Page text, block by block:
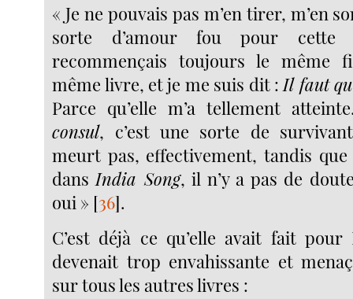
« Je ne pouvais pas m’en tirer, m’en
sorte d’amour fou pour
recommençais toujours le même
même livre, et je me suis dit : Il faut
Parce qu’elle m’a tellement
consul, c’est une sorte de
meurt pas, effectivement, tandis
dans India Song, il n’y a pas de
oui » [36].
C’est déjà ce qu’elle avait fait
devenait trop envahissante et
sur tous les autres livres :